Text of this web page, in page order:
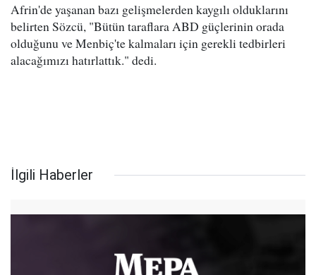
Afrin'de yaşanan bazı gelişmelerden kaygılı olduklarını
belirten Sözcü, "Bütün taraflara ABD güçlerinin orada
olduğunu ve Menbiç'te kalmaları için gerekli tedbirleri
alacağımızı hatırlattık." dedi.
İlgili Haberler